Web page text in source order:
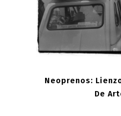
Neoprenos:
De